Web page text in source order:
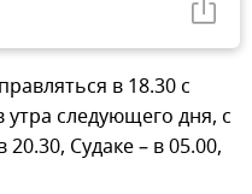
в 18.30 с
следующего дня, с
Судаке – в 05.00,